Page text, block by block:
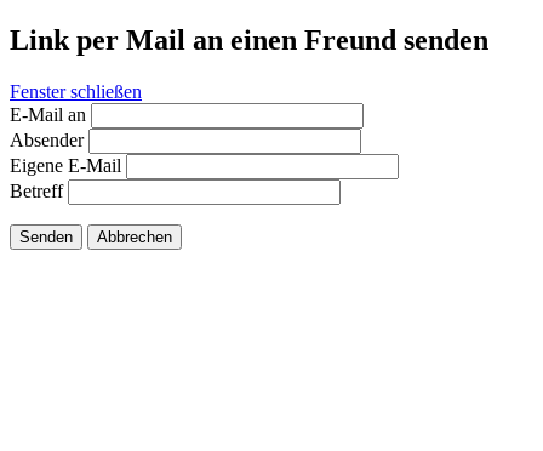
Link per Mail an einen Freund senden
Fenster schließen
E-Mail an
Absender
Eigene E-Mail
Betreff
Senden Abbrechen